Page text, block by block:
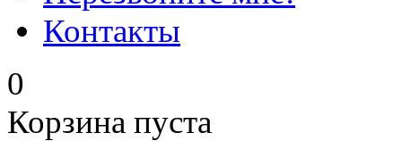
Контакты
0
Корзина пуста